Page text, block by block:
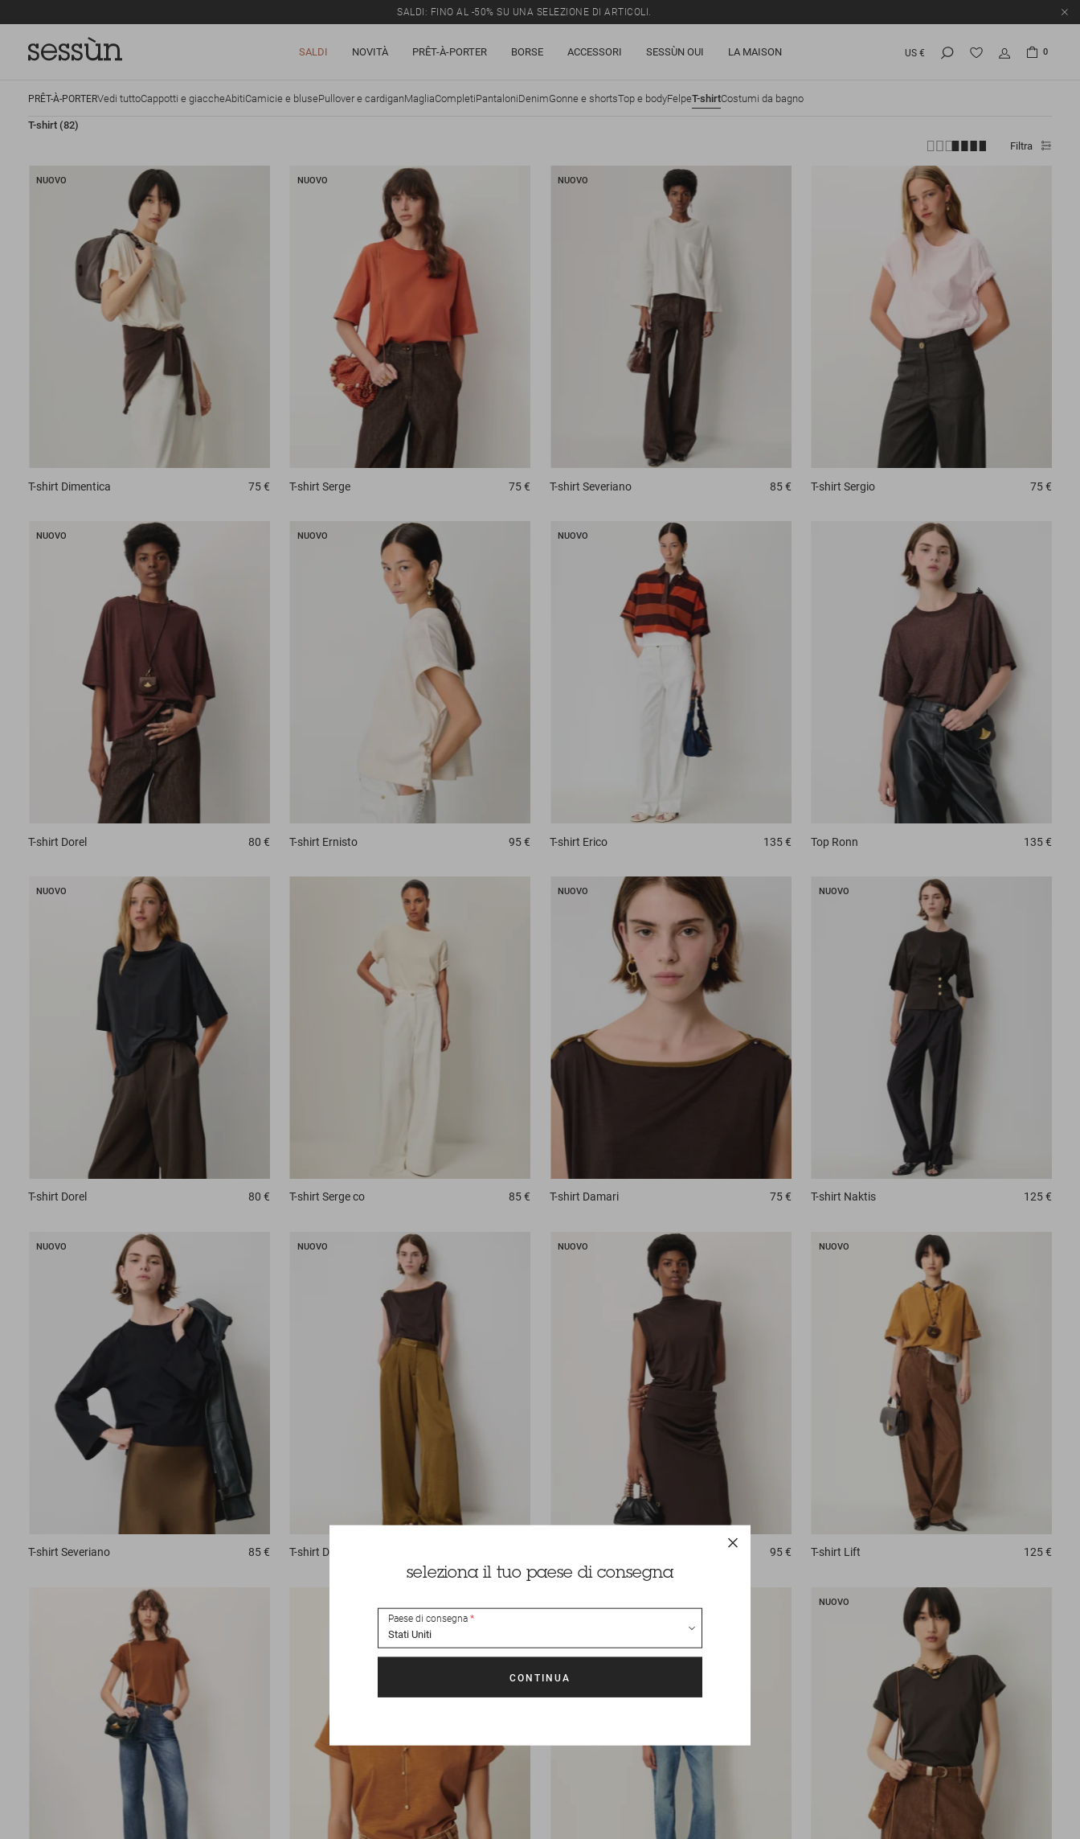
SALDI: FINO AL -50% SU UNA SELEZIONE DI ARTICOLI.
SALDI NOVITÀ PRÊT-À-PORTER BORSE ACCESSORI SESSÙN OUI LA MAISON US € 0
PRÊT-À-PORTERVedi tuttoCappotti e giaccheAbitiCamicie e blusePullover e cardiganMagliaCompletiPantaloniDenimGonne e shortsTop e bodyFelpeT-shirtCostumi da bagno
T-shirt (82)
Filtra
NUOVO
T-shirt Dimentica 75 €
NUOVO
T-shirt Serge 75 €
NUOVO
T-shirt Severiano 85 € T-shirt Sergio 75 €
NUOVO
T-shirt Dorel 80 €
NUOVO
T-shirt Ernisto 95 €
NUOVO
T-shirt Erico 135 € Top Ronn 135 €
NUOVO
T-shirt Dorel 80 € T-shirt Serge co 85 €
NUOVO
T-shirt Damari 75 €
NUOVO
T-shirt Naktis 125 €
NUOVO
T-shirt Severiano 85 €
NUOVO
T-shirt Damari
NUOVO
95 €
NUOVO
T-shirt Lift 125 €
NUOVO
seleziona il tuo paese di consegna
Paese di consegna